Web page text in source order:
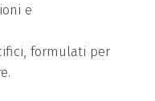
e
formulati per